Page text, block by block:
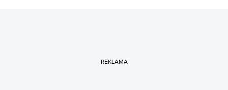
REKLAMA